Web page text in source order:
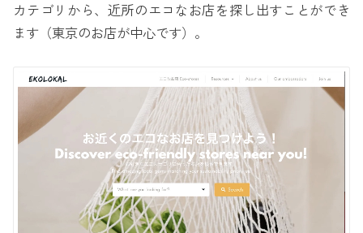
カテゴリから、近所のエコなお店を探し出すことができ
ます（東京のお店が中心です）。